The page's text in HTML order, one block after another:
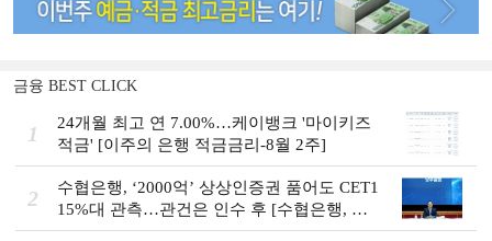
금융 BEST CLICK
1
24개월 최고 연 7.00%…케이뱅크 '마이키즈
적금' [이주의 은행 적금금리-8월 2주]
2
수협은행, ‘2000억’ 상상인증권 품어도 CET1
15%대 관측…관건은 인수 후 [수협은행, 금
융그룹의 꿈②]